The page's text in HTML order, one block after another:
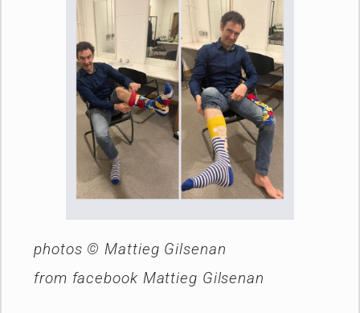
photos © Mattieg Gilsenan
from facebook Mattieg Gilsenan